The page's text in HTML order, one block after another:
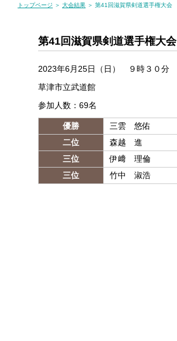
トップページ ＞ 大会結果 ＞ 第41回滋賀県剣道選手権大会
第41回滋賀県剣道選手権大会
2023年6月25日（日） ９時３０分
草津市立武道館
参加人数：69名
優勝 三雲 悠佑
二位
森越 進
三位
伊﨑 理倫
三位
竹中 淑浩